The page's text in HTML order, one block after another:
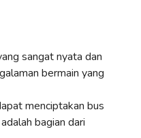
sangat nyata dan
bermain yang
menciptakan bus
bagian dari